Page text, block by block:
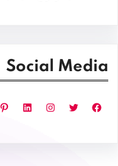
Social Media
فيسبوك تويتر إنستجرام لينكد إن بينتريست